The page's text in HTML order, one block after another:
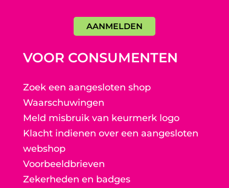
AANMELDEN
VOOR CONSUMENTEN
Zoek een aangesloten shop
Waarschuwingen
Meld misbruik van keurmerk logo
Klacht indienen over een aangesloten
webshop
Voorbeeldbrieven
Zekerheden en badges